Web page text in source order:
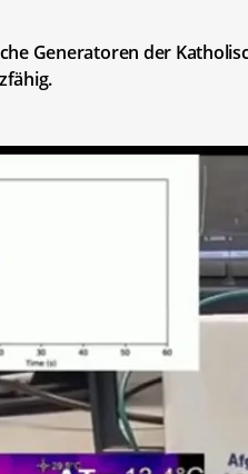
Generatoren der